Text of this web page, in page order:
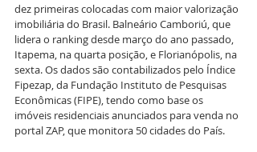
dez primeiras colocadas com maior valorização
imobiliária do Brasil. Balneário Camboriú, que
lidera o ranking desde março do ano passado,
Itapema, na quarta posição, e Florianópolis, na
sexta. Os dados são contabilizados pelo Índice
Fipezap, da Fundação Instituto de Pesquisas
Econômicas (FIPE), tendo como base os
imóveis residenciais anunciados para venda no
portal ZAP, que monitora 50 cidades do País.